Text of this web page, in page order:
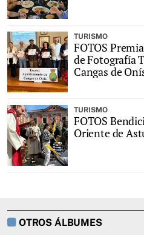
TURISMO
FOTOS
de Fotografía
Cangas de
TURISMO
FOTOS
Oriente de
OTROS ÁLBUMES